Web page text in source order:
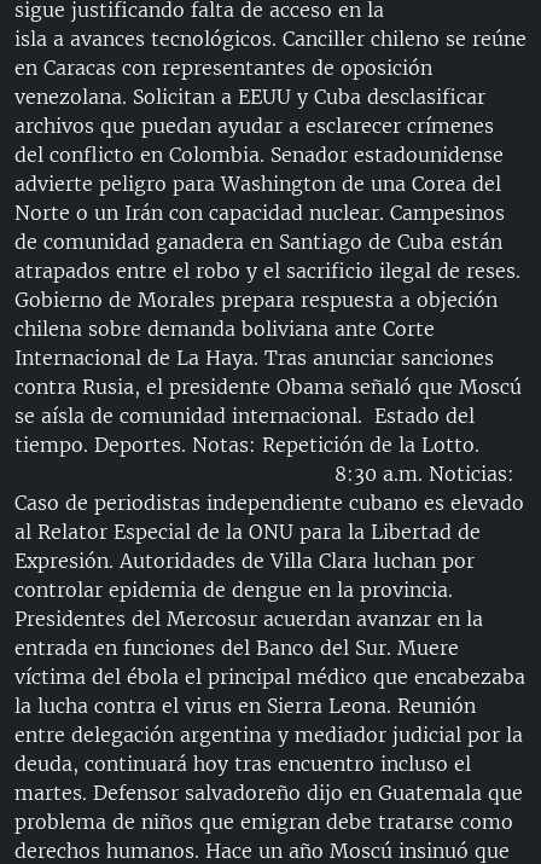
RADIO MARTÍ
ESPECIALES
ESPECIALES
LA REALIDAD DE LA VIVIENDA EN CUBA
SER VIEJO EN CUBA
KENTU-CUBANO
LOS SANTOS DE HIALEAH
DESINFORMACIÓN RUSA EN AMÉRICA LATINA
LA INVASIÓN DE RUSIA A UCRANIA
MULTIMEDIA
EDITORIALES
SÍGUENOS
sigue justificando falta de acceso en la
isla a avances tecnológicos. Canciller chileno se reúne
en Caracas con representantes de oposición
venezolana. Solicitan a EEUU y Cuba desclasificar
archivos que puedan ayudar a esclarecer crímenes
del conflicto en Colombia. Senador estadounidense
advierte peligro para Washington de una Corea del
Norte o un Irán con capacidad nuclear. Campesinos
de comunidad ganadera en Santiago de Cuba están
atrapados entre el robo y el sacrificio ilegal de reses.
Gobierno de Morales prepara respuesta a objeción
chilena sobre demanda boliviana ante Corte
Internacional de La Haya. Tras anunciar sanciones
contra Rusia, el presidente Obama señaló que Moscú
se aísla de comunidad internacional. Estado del
tiempo. Deportes. Notas: Repetición de la Lotto.
8:30 a.m. Noticias:
Caso de periodistas independiente cubano es elevado
al Relator Especial de la ONU para la Libertad de
Expresión. Autoridades de Villa Clara luchan por
controlar epidemia de dengue en la provincia.
Presidentes del Mercosur acuerdan avanzar en la
entrada en funciones del Banco del Sur. Muere
víctima del ébola el principal médico que encabezaba
la lucha contra el virus en Sierra Leona. Reunión
entre delegación argentina y mediador judicial por la
deuda, continuará hoy tras encuentro incluso el
martes. Defensor salvadoreño dijo en Guatemala que
problema de niños que emigran debe tratarse como
derechos humanos. Hace un año Moscú insinuó que